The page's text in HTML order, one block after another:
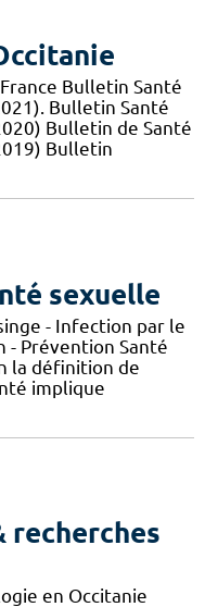
Bulletin Santé
Bulletin Santé
Bulletin de Santé
Bulletin
sexuelle
- Infection par le
- Prévention Santé
la définition de
implique
recherches
en Occitanie